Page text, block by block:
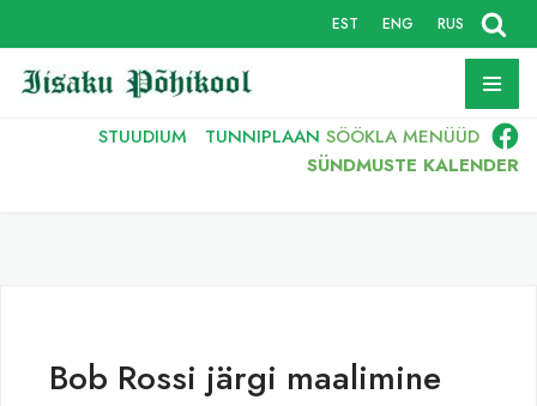
Skip
to
EST ENG RUS
STUUDIUM TUNNIPLAAN SÖÖKLA MENÜÜD
SÜNDMUSTE KALENDER
Bob Rossi järgi maalimine